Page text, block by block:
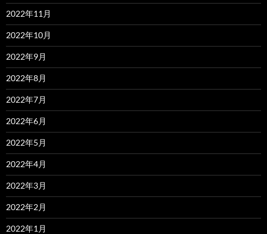
2022年11月
2022年10月
2022年9月
2022年8月
2022年7月
2022年6月
2022年5月
2022年4月
2022年3月
2022年2月
2022年1月